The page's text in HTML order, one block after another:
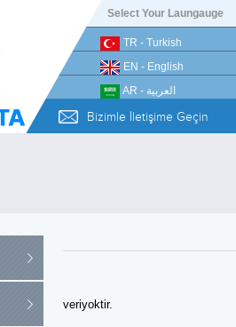
Select Your Laungauge
TR - Turkish
EN - English
AR - العربية
Bizimle İletişime Geçin
veriyoktir.